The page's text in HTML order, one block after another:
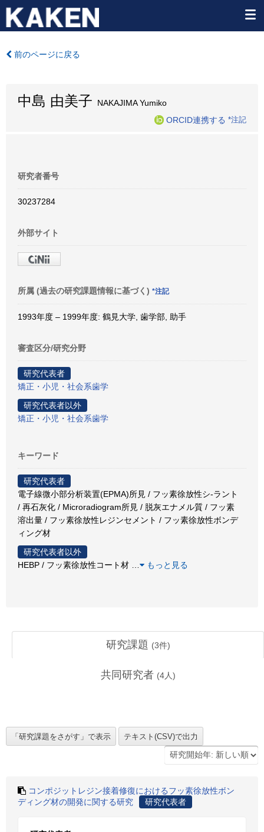
前のページに戻る
中島 由美子 NAKAJIMA Yumiko
ORCID連携する *注記
研究者番号
30237284
外部サイト
所属 (過去の研究課題情報に基づく) *注記
1993年度 – 1999年度: 鶴見大学, 歯学部, 助手
審査区分/研究分野
研究代表者
矯正・小児・社会系歯学
研究代表者以外
矯正・小児・社会系歯学
キーワード
研究代表者
電子線微小部分析装置(EPMA)所見 / フッ素徐放性シ-ラント
/ 再石灰化 / Microradiogram所見 / 脱灰エナメル質 / フッ素
溶出量 / フッ素徐放性レジンセメント / フッ素徐放性ボンデ
ィング材
研究代表者以外
HEBP / フッ素徐放性コート材
もっと見る
研究課題 (3件)
共同研究者 (4人)
コンポジットレジン接着修復におけるフッ素徐放性ボン
ディング材の開発に関する研究
研究代表者